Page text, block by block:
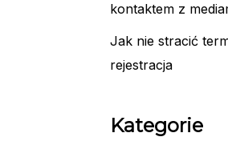
kontaktem z
Jak nie stracić
rejestracja
Kategorie